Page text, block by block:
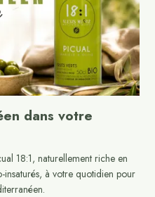
dans votre
18:1, naturellement riche en
à votre quotidien pour